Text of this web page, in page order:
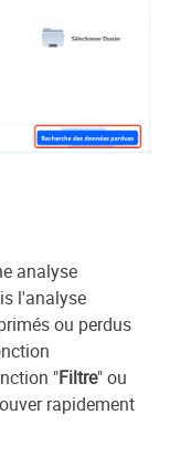
analyse
l'analyse
ou perdus
"Filtre" ou
rapidement